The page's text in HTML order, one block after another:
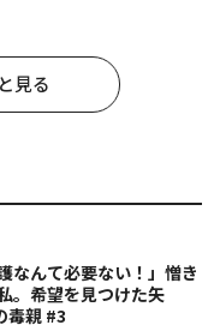
見る
なんて必要ない！」憎き
。希望を見つけた矢
親 #3